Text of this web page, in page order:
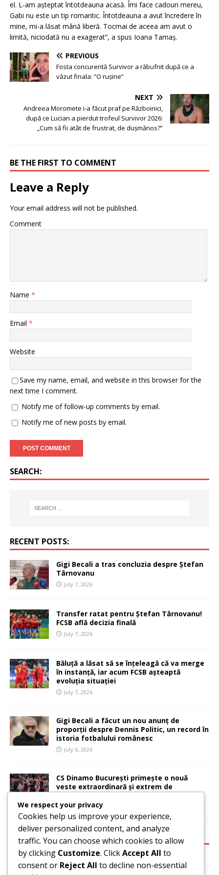
el. L-am așteptat întotdeauna acasă. Îmi face cadouri mereu,
Gabi nu este un tip romantic. Întotdeauna a avut încredere în
mine, mi-a lăsat mână liberă. Tocmai de aceea am avut o
limită, niciodată nu a exagerat”, a spus Ioana Tamaș.
PREVIOUS
Fosta concurentă Survivor a răbufnit după ce a
văzut finala: ”O rușine”
NEXT
Andreea Moromete i-a făcut praf pe Războinici,
după ce Lucian a pierdut trofeul Survivor 2026:
„Cum să fii atât de frustrat, de dușmănos?”
BE THE FIRST TO COMMENT
Leave a Reply
Your email address will not be published.
Comment
Name *
Email *
Website
Save my name, email, and website in this browser for the
next time I comment.
Notify me of follow-up comments by email.
Notify me of new posts by email.
SEARCH:
RECENT POSTS:
Gigi Becali a tras concluzia despre Ștefan
Târnovanu
July 7, 2026
Transfer ratat pentru Ștefan Târnovanu!
FCSB află decizia finală
July 7, 2026
Băluță a lăsat să se înțeleagă că va merge
în instanță, iar acum FCSB așteaptă
evoluția situației
July 7, 2026
Gigi Becali a făcut un nou anunț de
proporții despre Dennis Politic, un record în
istoria fotbalului românesc
July 6, 2026
CS Dinamo București primește o nouă
veste extraordinară și extrem de
importantă
July 6, 2026
CATEGORIES:
Basketball
We respect your privacy
Cookies help us improve your experience,
deliver personalized content, and analyze
traffic. You can choose which cookies to allow
by clicking Customize. ClickAccept All to
consent or Reject All to decline non-essential